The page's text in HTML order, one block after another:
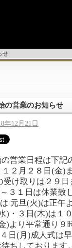
せ
の営業のお知らせ
年12月21日
営業日程は下記
１２月２８日(金)
け取りは２９日
３１日は休業致
元旦(火)は正午
)・３日(木)は１
)より平常通り９
日(月)成人式は
ちしております